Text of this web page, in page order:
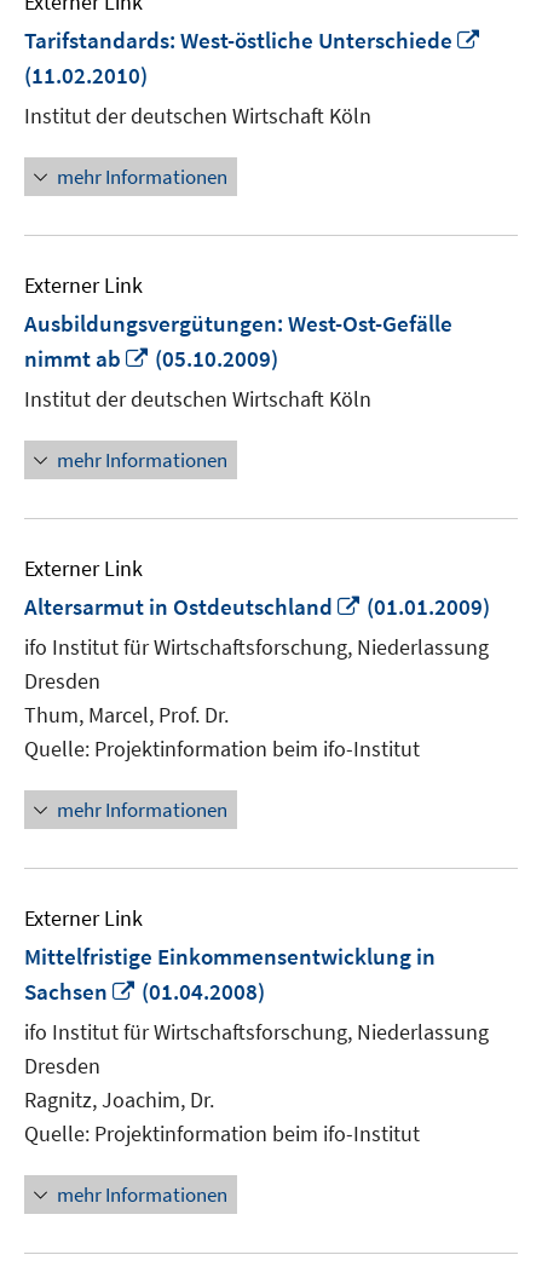
Tarifstandards: West-östliche Unterschiede
(11.02.2010)
Institut der deutschen Wirtschaft Köln
mehr Informationen
Externer Link
Ausbildungsvergütungen: West-Ost-Gefälle
nimmt ab
In
neuem
Fenster
öffnen
(05.10.2009)
Institut der deutschen Wirtschaft Köln
mehr Informationen
Externer Link
Altersarmut in Ostdeutschland
In
neuem
Fenster
(01.01.2009)
ifo Institut für Wirtschaftsforschung, Niederlassung
Dresden
Thum, Marcel, Prof. Dr.
Quelle: Projektinformation beim ifo-Institut
mehr Informationen
Externer Link
Mittelfristige Einkommensentwicklung in
Sachsen
In
neuem
Fenster
(01.04.2008)
ifo Institut für Wirtschaftsforschung, Niederlassung
Dresden
Ragnitz, Joachim, Dr.
Quelle: Projektinformation beim ifo-Institut
mehr Informationen